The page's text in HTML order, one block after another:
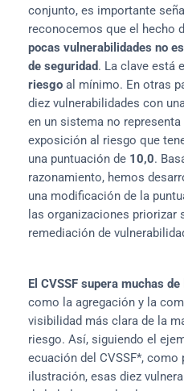
conjunto, es importante
pocas vulnerabilidades no
de seguridad. La clave está
riesgo al mínimo. En otras
diez vulnerabilidades con
en un sistema no
exposición al riesgo que
una puntuación de 10,0.
razonamiento, hemos
una modificación de la
las organizaciones priorizar
remediación de
El CVSSF supera muchas
como la agregación y la
visibilidad más clara de la
riesgo. Así, siguiendo el
ecuación del CVSSF*, como
ilustración, esas diez